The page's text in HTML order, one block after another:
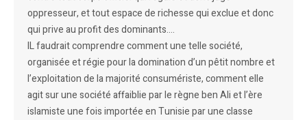
oppresseur, et tout espace de richesse qui exclue et donc
qui prive au profit des dominants….
IL faudrait comprendre comment une telle société,
organisée et régie pour la domination d’un pêtit nombre et
l’exploitation de la majorité consumériste, comment elle
agit sur une société affaiblie par le règne ben Ali et l’ère
islamiste une fois importée en Tunisie par une classe